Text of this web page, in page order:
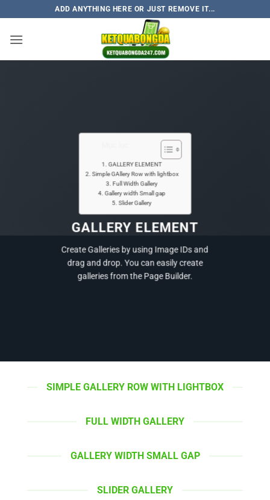
to
content
ADD ANYTHING HERE OR JUST REMOVE IT...
GALLERY ELEMENT
Simple GAllery Row with lightbox
Full Width Gallery
Gallery width Small gap
Slider Gallery
GALLERY ELEMENT
Create Galleries by using Image IDs and
drag and drop. You can easily create
galleries from the Page Builder.
SIMPLE GALLERY ROW WITH LIGHTBOX
FULL WIDTH GALLERY
GALLERY WIDTH SMALL GAP
SLIDER GALLERY